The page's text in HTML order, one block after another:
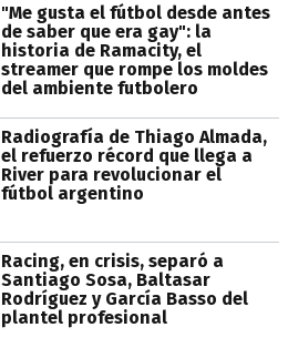
"Me gusta el fútbol desde antes
de saber que era gay": la
historia de Ramacity, el
streamer que rompe los moldes
del ambiente futbolero
Radiografía de Thiago Almada,
el refuerzo récord que llega a
River para revolucionar el
fútbol argentino
Racing, en crisis, separó a
Santiago Sosa, Baltasar
Rodríguez y García Basso del
plantel profesional